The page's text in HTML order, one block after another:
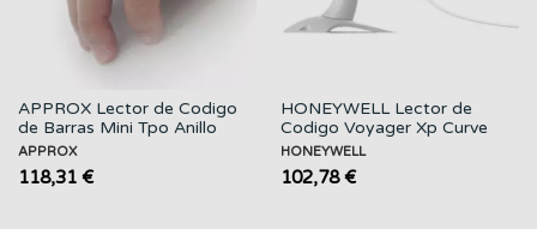
APPROX Lector de Codigo
de Barras Mini Tpo Anillo
APPROX
118,31 €
HONEYWELL Lector de
Codigo Voyager Xp Curve
1400G / USB...
HONEYWELL
102,78 €